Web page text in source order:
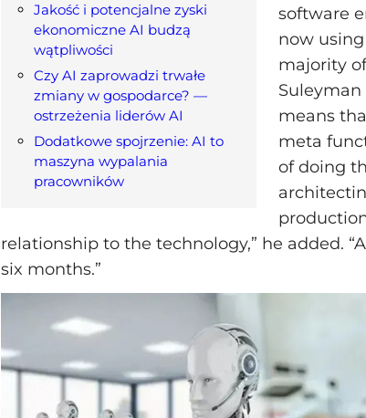
Jakość i potencjalne zyski
ekonomiczne AI budzą
wątpliwości
Czy AI zaprowadzi trwałe
zmiany w gospodarce? —
ostrzeżenia liderów AI
Dodatkowe spojrzenie: AI to
maszyna wypalania
pracowników
software
now
majority
means
meta
of doing
relationship to the technology,” he added.
six months.”